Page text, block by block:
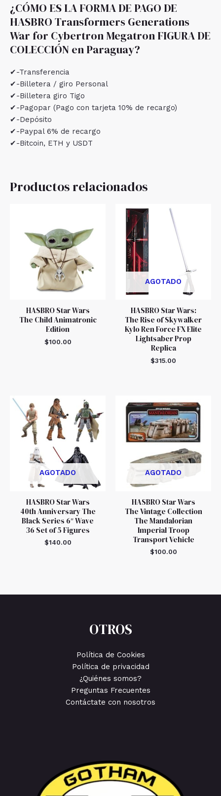
¿CÓMO ES LA FORMA DE PAGO DE
HASBRO Transformers Generations
War for Cybertron Megatron FIGURA DE
COLECCIÓN en Paraguay?
✔-Transferencia
✔-Billetera / giro Personal
✔-Billetera giro Tigo
✔-Pagopar (Pago con tarjeta 10% de recargo)
✔-Depósito
✔-Paypal 6% de recargo
✔-Bitcoin, ETH y USDT
Productos relacionados
HASBRO Star Wars
The Child Animatronic
Edition
$100.00
AGOTADO
HASBRO Star Wars:
The Rise of Skywalker
Kylo Ren Force FX Elite
Lightsaber Prop
Replica
$315.00
AGOTADO
HASBRO Star Wars
40th Anniversary The
Black Series 6″ Wave
36 Set of 5 Figures
$140.00
AGOTADO
HASBRO Star Wars
The Vintage Collection
The Mandalorian
Imperial Troop
Transport Vehicle
$100.00
OTROS
Política de Cookies
Política de privacidad
¿Quiénes somos?
Preguntas Frecuentes
Contáctate con nosotros